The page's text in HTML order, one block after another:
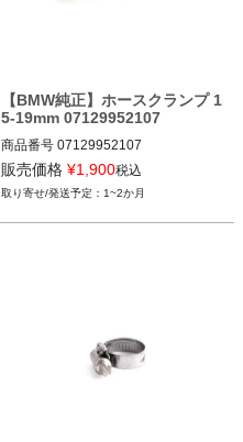
【BMW純正】ホースクランプ 1
5-19mm 07129952107
商品番号 07129952107
7129952107
販売価格 ¥1,900税込
1~2か月